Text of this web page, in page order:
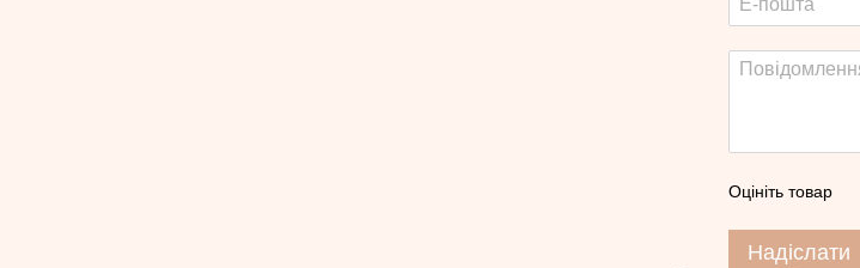
Оцініть товар
Надіслати